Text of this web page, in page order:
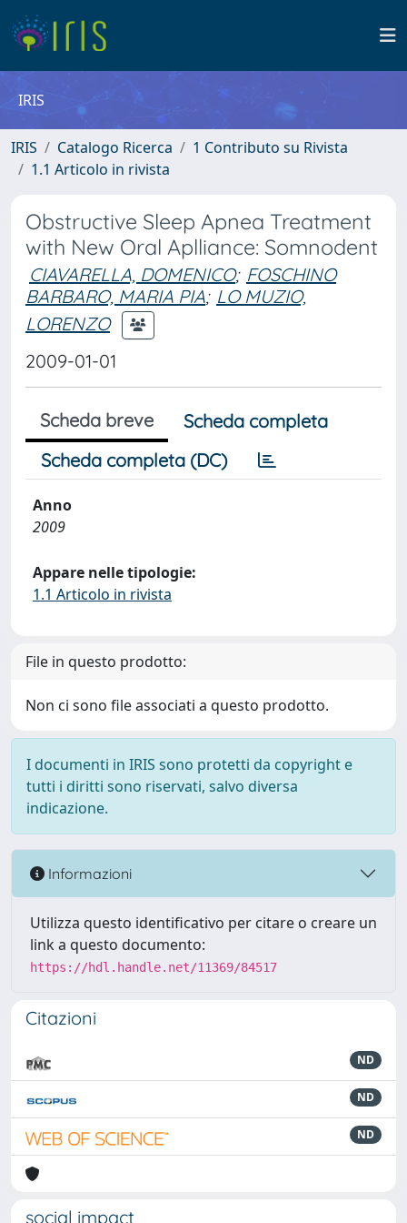
IRIS
IRIS Catalogo Ricerca
1 Contributo su Rivista
1.1 Articolo in rivista
Obstructive Sleep Apnea Treatment
with New Oral Aplliance: Somnodent
CIAVARELLA, DOMENICO; FOSCHINO
BARBARO, MARIA PIA; LO MUZIO,
LORENZO
2009-01-01
Scheda breve
Scheda completa
Scheda completa (DC)
Anno
2009
Appare nelle tipologie:
1.1 Articolo in rivista
File in questo prodotto:
Non ci sono file associati a questo prodotto.
I documenti in IRIS sono protetti da copyright e
tutti i diritti sono riservati, salvo diversa
indicazione.
Informazioni
Utilizza questo identificativo per citare o creare un
link a questo documento:
https://hdl.handle.net/11369/84517
Citazioni
ND
ND
ND
social impact